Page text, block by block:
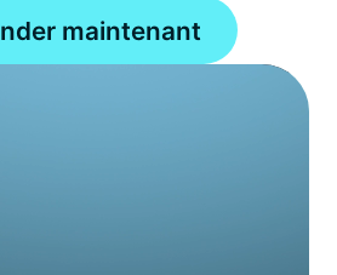
maintenant